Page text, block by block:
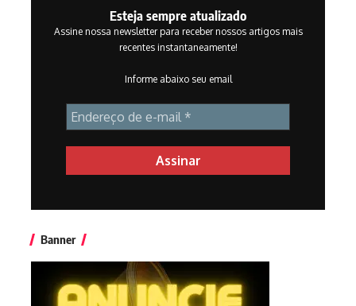
Esteja sempre atualizado
Assine nossa newsletter para receber nossos artigos mais
recentes instantaneamente!
Informe abaixo seu email
Banner